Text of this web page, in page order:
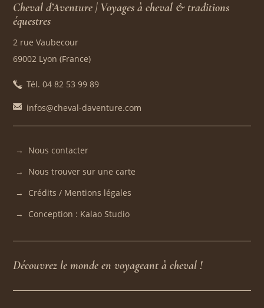
Cheval d’Aventure | Voyages à cheval & traditions
équestres
2 rue Vaubecour
69002 Lyon (France)
Tél. 04 82 53 99 89
infos@cheval-daventure.com
Nous contacter
Nous trouver sur une carte
Crédits / Mentions légales
Conception : Kalao Studio
Découvrez le monde en voyageant à cheval !